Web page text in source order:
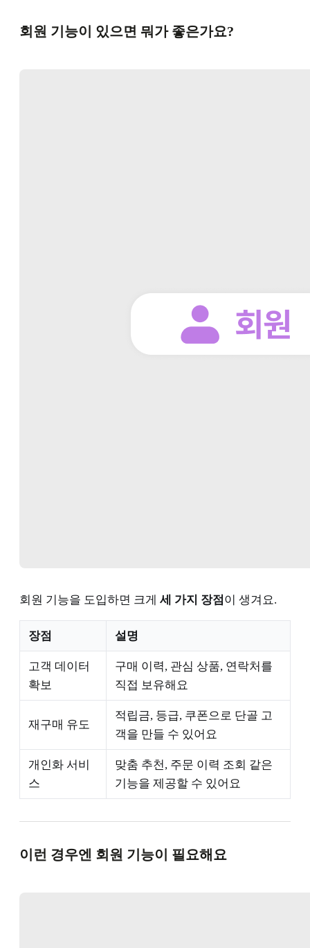
회원 기능이 있으면 뭐가 좋은가요?
회원 기능을 도입하면 크게 세 가지 장점이 생겨요.
장점 설명
고객 데이터
확보
구매 이력, 관심 상품, 연락처를
직접 보유해요
재구매 유도
적립금, 등급, 쿠폰으로 단골 고
객을 만들 수 있어요
개인화 서비
스
맞춤 추천, 주문 이력 조회 같은
기능을 제공할 수 있어요
이런 경우엔 회원 기능이 필요해요